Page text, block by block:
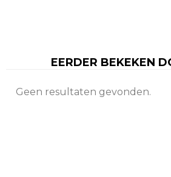
EERDER BEKEKEN
Geen resultaten gevonden.